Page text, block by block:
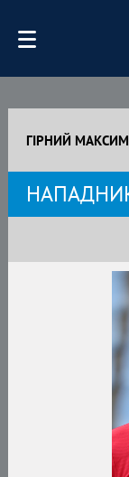
ГІРНИЙ